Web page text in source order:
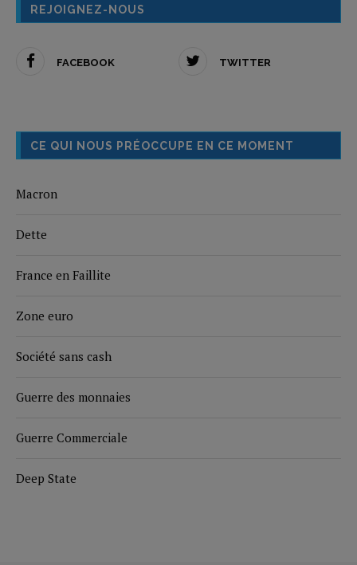
REJOIGNEZ-NOUS
FACEBOOK TWITTER
CE QUI NOUS PRÉOCCUPE EN CE MOMENT
Macron
Dette
France en Faillite
Zone euro
Société sans cash
Guerre des monnaies
Guerre Commerciale
Deep State